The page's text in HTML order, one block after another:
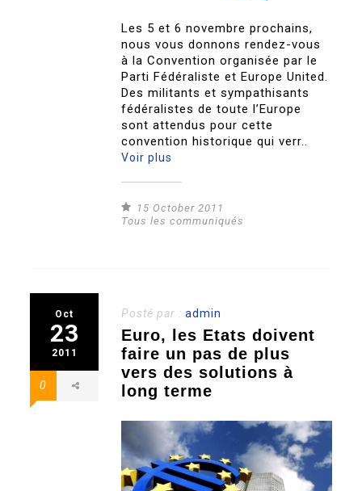
Les 5 et 6 novembre prochains,
nous vous donnons rendez-vous
à la Convention organisée par le
Parti Fédéraliste et Europe United.
Des militants et sympathisants
fédéralistes de toute l’Europe
sont attendus pour cette
convention historique qui verr..
Voir plus
15 October 2011
Tous les communiqués
Oct
23
2011
0
Posté par :admin
Euro, les Etats doivent
faire un pas de plus
vers des solutions à
long terme